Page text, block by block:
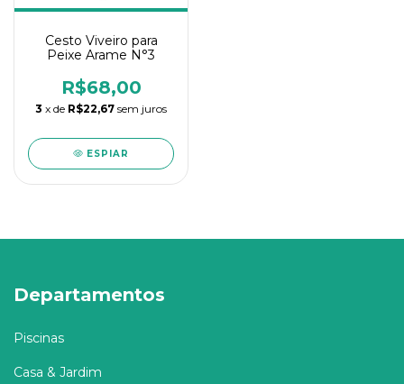
Cesto Viveiro para
Peixe Arame N°3
R$68,00
3 x de R$22,67 sem juros
ESPIAR
Departamentos
Piscinas
Casa & Jardim